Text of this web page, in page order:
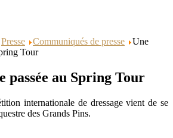
Presse Communiqués de presse
Une
Tour
passée au Spring Tour
internationale de dressage vient de se
des Grands Pins.